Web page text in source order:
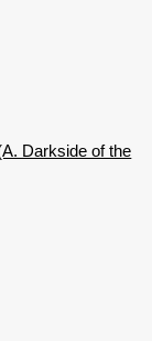
Darkside of the